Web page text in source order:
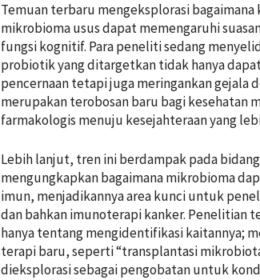
Temuan terbaru mengeksplorasi
mikrobioma usus dapat memengaruhi
fungsi kognitif. Para peneliti sedang
probiotik yang ditargetkan tidak hanya
pencernaan tetapi juga meringankan gejala
merupakan terobosan baru bagi kesehatan
farmakologis menuju kesejahteraan yang
Lebih lanjut, tren ini berdampak pada
mengungkapkan bagaimana mikrobioma
imun, menjadikannya area kunci untuk
dan bahkan imunoterapi kanker. Penelitian
hanya tentang mengidentifikasi kaitannya;
terapi baru, seperti “transplantasi
dieksplorasi sebagai pengobatan untuk